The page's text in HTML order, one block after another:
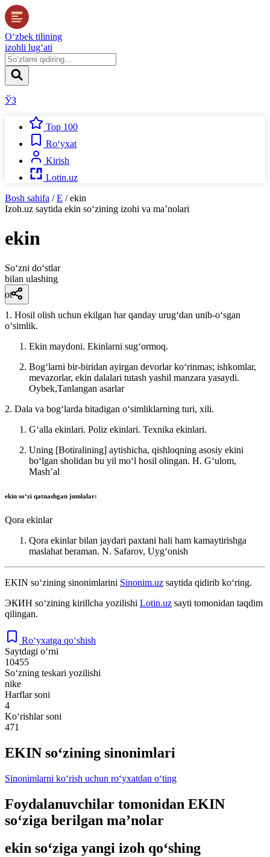
O‘zbek tilining
izohli lug‘ati
ЎЗ
Top 100
Ro‘yxat
Kirish
Lotin.uz
Bosh sahifa / E / ekin
Izoh.uz saytida ekin so‘zining izohi va ma’nolari
ekin
So‘zni do‘stlar
bilan ulashing
ot
1. Hosil olish uchun ekilgan har qanday urugʻdan unib-oʻsgan
oʻsimlik.
Ekin maydoni. Ekinlarni sugʻormoq.
Bogʻlarni bir-biridan ayirgan devorlar koʻrinmas; ishkomlar,
mevazorlar, ekin dalalari tutash yashil manzara yasaydi.
Oybek,Tanlangan asarlar
2. Dala va bogʻlarda bitadigan oʻsimliklarning turi, xili.
Gʻalla ekinlari. Poliz ekinlari. Texnika ekinlari.
Uning [Botiralining] aytishicha, qishloqning asosiy ekini
boʻlgan sholidan bu yil moʻl hosil olingan. H. Gʻulom,
Mashʼal
ekin soʻzi qatnashgan jumlalar:
Qora ekinlar
Qora ekinlar bilan jaydari paxtani hali ham kamaytirishga
maslahat beraman. N. Safarov, Uygʻonish
EKIN so‘zining sinonimlarini Sinonim.uz saytida qidirib ko‘ring.
ЭКИН so‘zining kirillcha yozilishi Lotin.uz sayti tomonidan taqdim
qilingan.
Ro‘yxatga qo‘shish
Saytdagi o‘rni
10455
So‘zning teskari yozilishi
nike
Harflar soni
4
Ko‘rishlar soni
471
EKIN so‘zining sinonimlari
Sinonimlarni ko‘rish uchun ro‘yxatdan o‘ting
Foydalanuvchilar tomonidan EKIN
so‘ziga berilgan ma’nolar
ekin so‘ziga yangi izoh qo‘shing